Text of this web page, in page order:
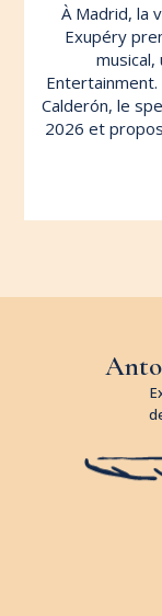
À Madrid, la
Exupéry
Calderón, le
2026 et